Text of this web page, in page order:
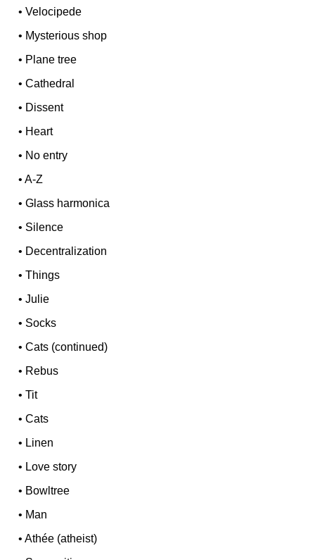
•Velocipede
• Mysterious shop
• Plane tree
•Cathedral
• Dissent
• Heart
• No entry
•A-Z
•Glass harmonica
• Silence
• Decentralization
•Things
•Julie
• Socks
•Cats (continued)
• Rebus
•Tit
•Cats
• Linen
• Love story
• Bowltree
• Man
•Athée (atheist)